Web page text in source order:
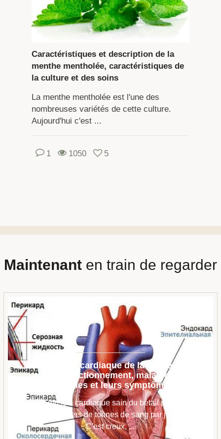
Caractéristiques et description de la
menthe mentholée, caractéristiques de
la culture et des soins
La menthe mentholée est l'une des
nombreuses variétés de cette culture.
Aujourd'hui c'est ...
1 1050 5
Maintenanten train de regarder
Structure cardiaque de la vache et
son fonctionnement, maladies
possibles et leurs symptômes
Un muscle cardiaque sain du bétail pompe
des milliers de tonnes de sang par jour.
C'est creux, ...